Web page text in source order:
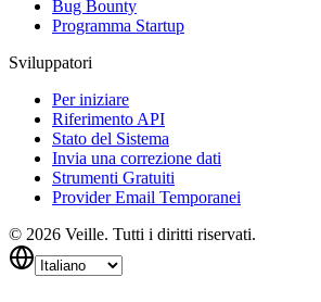
Bug Bounty
Programma Startup
Sviluppatori
Per iniziare
Riferimento API
Stato del Sistema
Invia una correzione dati
Strumenti Gratuiti
Provider Email Temporanei
© 2026 Veille. Tutti i diritti riservati.